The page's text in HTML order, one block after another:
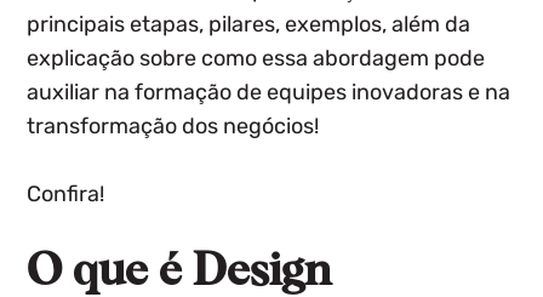
principais etapas, pilares, exemplos, além da
explicação sobre como essa abordagem pode
auxiliar na formação de equipes inovadoras e na
transformação dos negócios!
Confira!
O que é Design